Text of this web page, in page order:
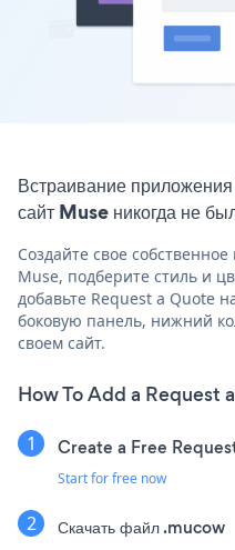
Встраивание
сайт Muse никогда не
Создайте свое
Muse, подберите стиль и
добавьте Request a Quote
боковую панель, нижний
своем сайт.
How To Add a Request
Create a Free
Start for free now
Скачать файл .mucow